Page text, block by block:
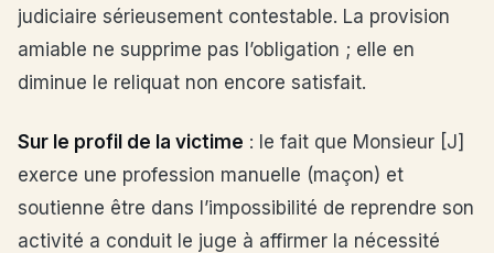
judiciaire sérieusement contestable. La provision
amiable ne supprime pas l’obligation ; elle en
diminue le reliquat non encore satisfait.
Sur le profil de la victime : le fait que Monsieur [J]
exerce une profession manuelle (maçon) et
soutienne être dans l’impossibilité de reprendre son
activité a conduit le juge à affirmer la nécessité